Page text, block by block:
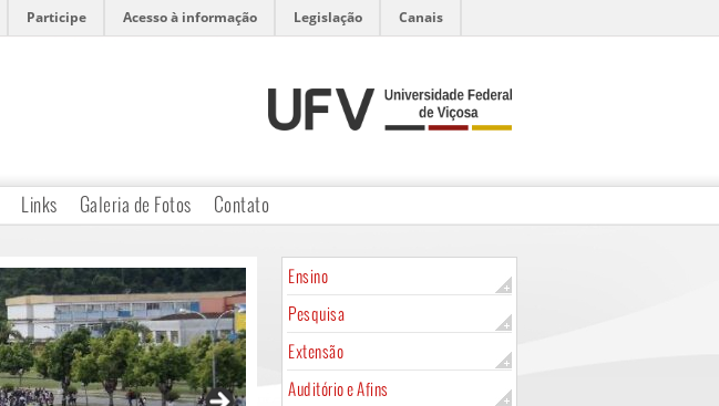
Participe Acesso à informação Legislação Canais
Links Galeria de Fotos Contato
Ensino
Pesquisa
Extensão
Auditório e Afins